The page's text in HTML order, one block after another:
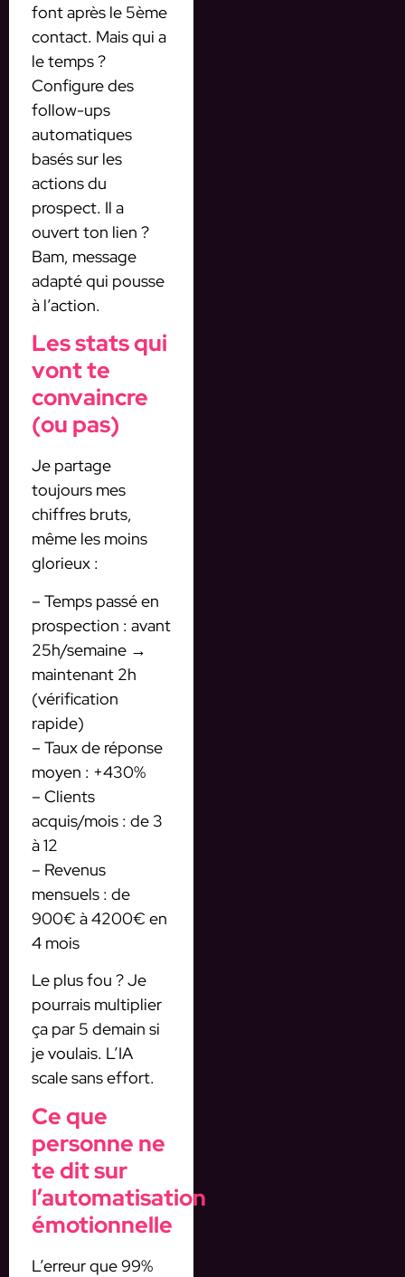
font après le 5ème
contact. Mais qui a
le temps ?
Configure des
follow-ups
automatiques
basés sur les
actions du
prospect. Il a
ouvert ton lien ?
Bam, message
adapté qui pousse
à l’action.
Les stats qui
vont te
convaincre
(ou pas)
Je partage
toujours mes
chiffres bruts,
même les moins
glorieux :
– Temps passé en
prospection : avant
25h/semaine →
maintenant 2h
(vérification
rapide)
– Taux de réponse
moyen : +430%
– Clients
acquis/mois : de 3
à 12
– Revenus
mensuels : de
900€ à 4200€ en
4 mois
Le plus fou ? Je
pourrais multiplier
ça par 5 demain si
je voulais. L’IA
scale sans effort.
Ce que
personne ne
te dit sur
l’automatisation
émotionnelle
L’erreur que 99%